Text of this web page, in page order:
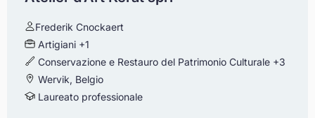
Frederik Cnockaert
Artigiani +1
Conservazione e Restauro del Patrimonio Culturale +3
Wervik, Belgio
Laureato professionale